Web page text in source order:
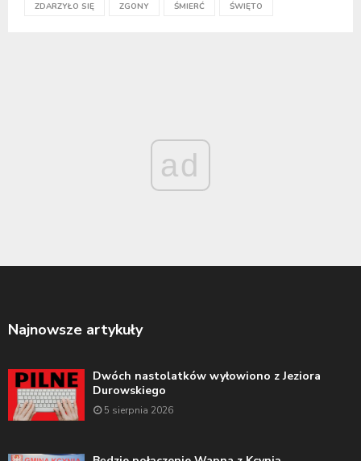
ZDARZYŁO SIĘ ZGONY ŚMIERĆ ŚWIĘTO
ad
Najnowsze artykuły
Dwóch nastolatków wyłowiono z Jeziora
Durowskiego
5 sierpnia 2026